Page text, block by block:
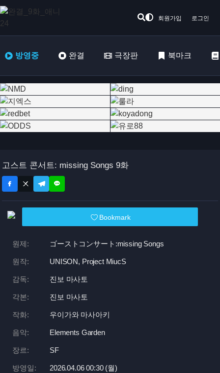
회원가입 로그인
방영중 완결 극장판 북마크
고스트 콘서트: missing Songs 9화
Bookmark
원제: ゴーストコンサート:missing Songs
원작: UNISON, Project MiucS
감독: 진보 마사토
각본: 진보 마사토
작화: 우이가와 마사아키
음악: Elements Garden
장르: SF
방영일: 2026.04.06 00:30 (월)